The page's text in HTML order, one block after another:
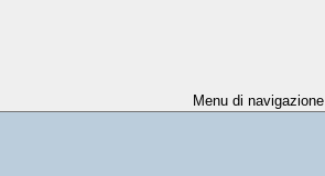
Menu di navigazione